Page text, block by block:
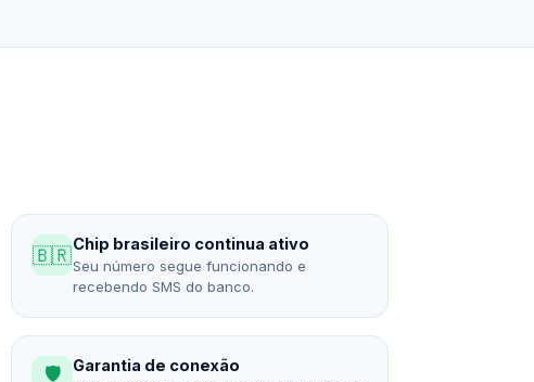
🇧🇷Chip brasileiro continua ativo
Seu número segue funcionando e
recebendo SMS do banco.
🛡️ Garantia de conexão